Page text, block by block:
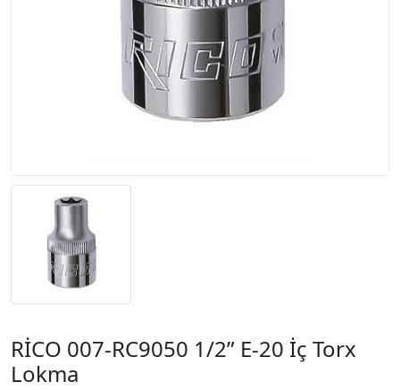
RİCO 007-RC9050 1/2” E-20 İç Torx
Lokma